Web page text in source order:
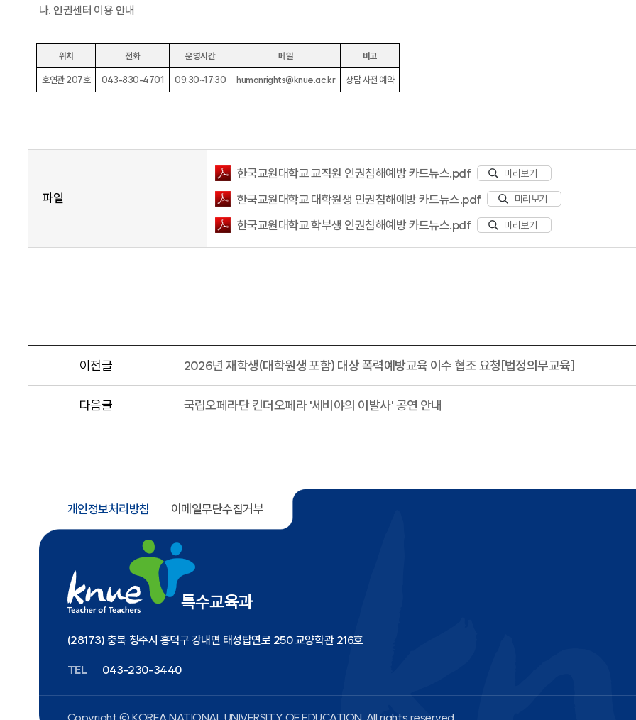
나.인권센터 이용 안내
위치 전화 운영시간 메일 비고
호연관 207호 043-830-4701 09:30~17:30 humanrights@knue.ac.kr 상담 사전 예약
파일
한국교원대학교 교직원 인권침해예방 카드뉴스.pdf 미리보기
한국교원대학교 대학원생 인권침해예방 카드뉴스.pdf 미리보기
한국교원대학교 학부생 인권침해예방 카드뉴스.pdf 미리보기
이전글 2026년 재학생(대학원생 포함) 대상 폭력예방교육 이수 협조 요청[법정의무교육]
다음글 국립오페라단 킨더오페라 '세비야의 이발사' 공연 안내
개인정보처리방침 이메일무단수집거부
특수교육과
(28173) 충북 청주시 흥덕구 강내면 태성탑연로 250 교양학관 216호
TEL 043-230-3440